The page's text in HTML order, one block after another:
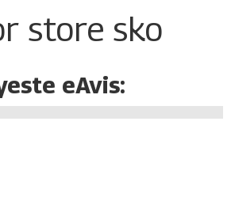
store sko
eAvis: